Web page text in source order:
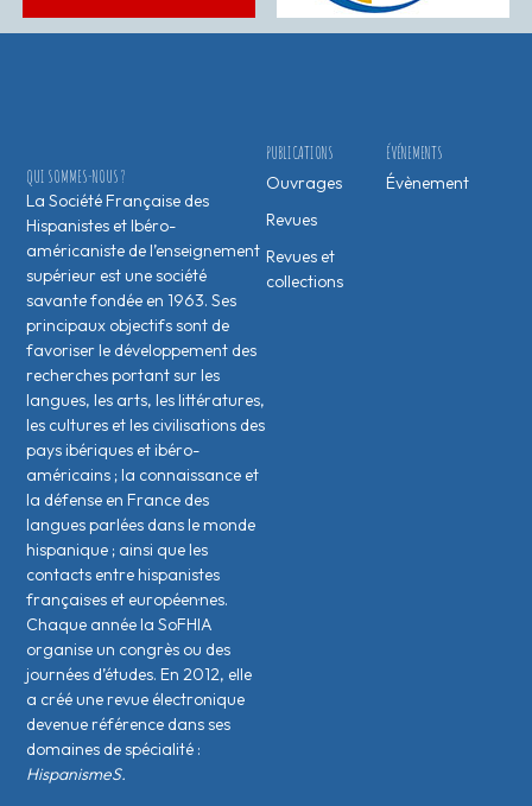
ÉVÉNEMENTS
Évènement
PUBLICATIONS
Ouvrages
Revues
Revues et
collections
QUI SOMMES-NOUS ?
La Société Française des
Hispanistes et Ibéro-
américaniste de l’enseignement
supérieur est une société
savante fondée en 1963. Ses
principaux objectifs sont de
favoriser le développement des
recherches portant sur les
langues, les arts, les littératures,
les cultures et les civilisations des
pays ibériques et ibéro-
américains ; la connaissance et
la défense en France des
langues parlées dans le monde
hispanique ; ainsi que les
contacts entre hispanistes
français·es et européen·nes.
Chaque année la SoFHIA
organise un congrès ou des
journées d’études. En 2012, elle
a créé une revue électronique
devenue référence dans ses
domaines de spécialité :
HispanismeS.